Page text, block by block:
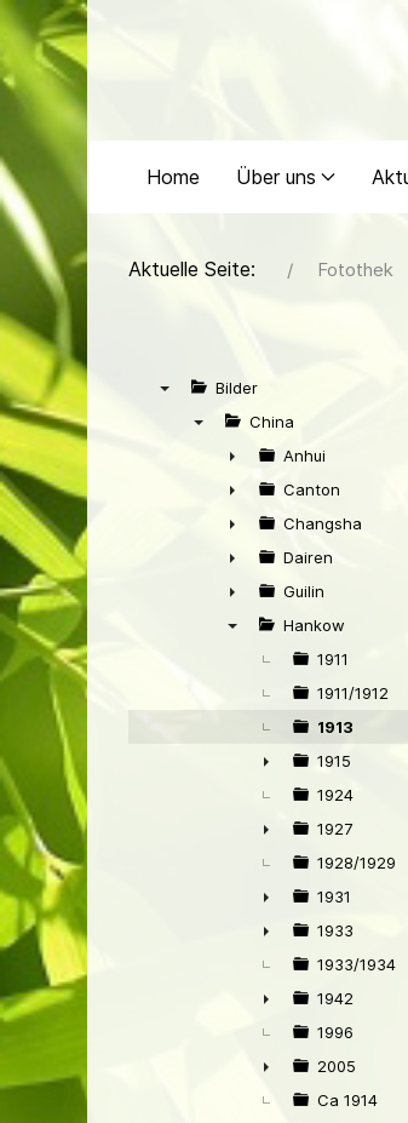
Home Über uns
Aktuelle Seite: Fotothek
Bilder
China
►
Anhui
►
Canton
►
Changsha
►
Dairen
►
Guilin
Hankow
1911
1911/1912
1913
►
1915
1924
►
1927
1928/1929
►
1931
►
1933
1933/1934
►
1942
1996
►
2005
Ca 1914